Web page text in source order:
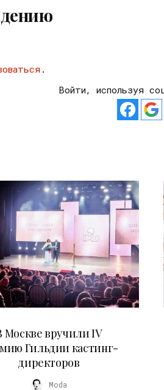
.
Войти, используя
Москве вручили IV
Гильдии кастинг-
директоров
Moda